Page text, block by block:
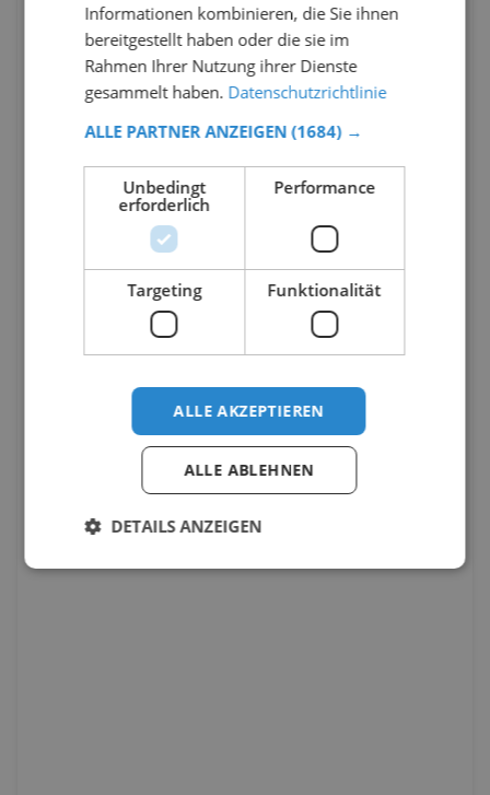
Informationen kombinieren, die Sie ihnen
bereitgestellt haben oder die sie im
Rahmen Ihrer Nutzung ihrer Dienste
gesammelt haben. Datenschutzrichtlinie
ALLE PARTNER ANZEIGEN (1684) →
Unbedingt
erforderlich
Performance
Targeting Funktionalität
ALLE AKZEPTIEREN
ALLE ABLEHNEN
DETAILS ANZEIGEN